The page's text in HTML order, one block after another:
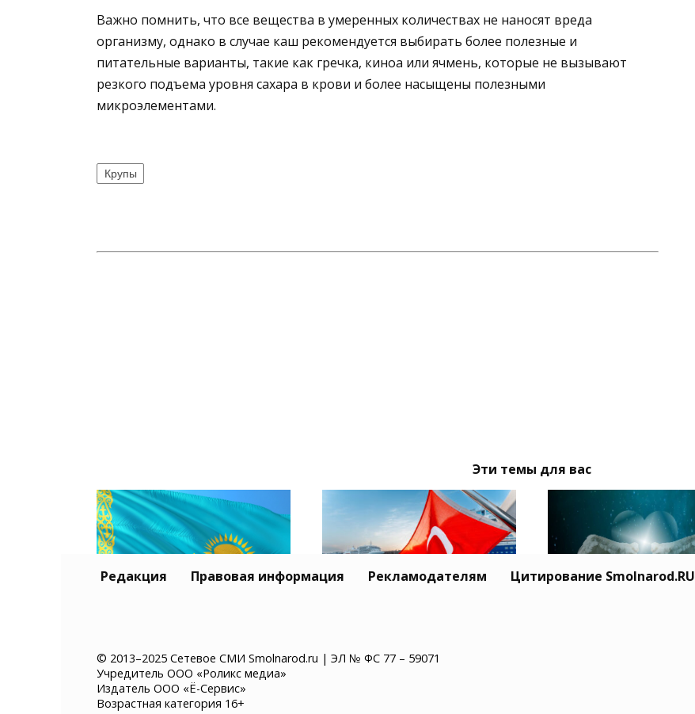
Важно помнить, что все вещества в умеренных количествах не наносят вреда
организму, однако в случае каш рекомендуется выбирать более полезные и
питательные варианты, такие как гречка, киноа или ячмень, которые не вызывают
резкого подъема уровня сахара в крови и более насыщены полезными
микроэлементами.
Крупы
Эти темы для вас
Казахстан хочет ввести
платное разрешение на
въезд для иностранцев
и Киев обеспечить
Редакция Правовая информация Рекламодателям Цитирование Smolnarod.RU
© 2013–2025 Сетевое СМИ Smolnarod.ru | ЭЛ № ФС 77 – 59071
Учредитель ООО «Роликс медиа»
Издатель ООО «Ё-Сервис»
Возрастная категория 16+